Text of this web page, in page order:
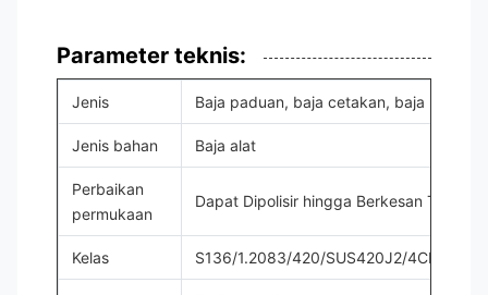
Parameter teknis:
Jenis Baja paduan, baja cetakan, baja paduan
Jenis bahan Baja alat
Perbaikan
permukaan
Dapat Dipolisir hingga Berkesan Tinggi
Kelas S136/1.2083/420/SUS420J2/4CR13/